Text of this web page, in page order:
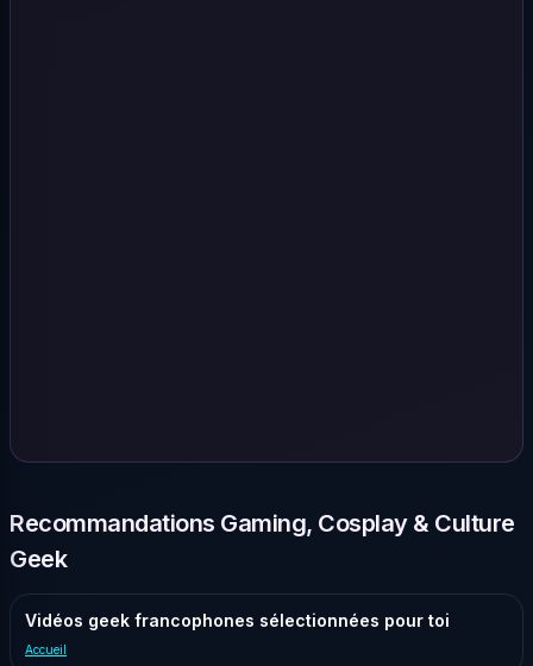
Recommandations Gaming, Cosplay & Culture
Geek
Vidéos geek francophones sélectionnées pour toi
Accueil